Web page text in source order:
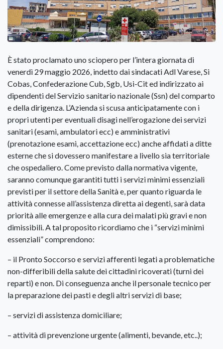
È stato proclamato uno sciopero per l’intera giornata di
venerdì 29 maggio 2026, indetto dai sindacati Adl Varese, Si
Cobas, Confederazione Cub, Sgb, Usi-Cit ed indirizzato ai
dipendenti del Servizio sanitario nazionale (Ssn) del comparto
e della dirigenza. L’Azienda si scusa anticipatamente con i
propri utenti per eventuali disagi nell’erogazione dei servizi
sanitari (esami, ambulatori ecc) e amministrativi
(prenotazione esami, accettazione ecc) anche affidati a ditte
esterne che si dovessero manifestare a livello sia territoriale
che ospedaliero. Come previsto dalla normativa vigente,
saranno comunque garantiti tutti i servizi minimi essenziali
previsti per il settore della Sanità e, per quanto riguarda le
attività connesse all’assistenza diretta ai degenti, sarà data
priorità alle emergenze e alla cura dei malati più gravi e non
dimissibili. A tal proposito ricordiamo che i “servizi minimi
essenziali” comprendono:
– il Pronto Soccorso e servizi afferenti legati a problematiche
non-differibili della salute dei cittadini ricoverati (turni dei
reparti) e non. Di conseguenza anche il personale tecnico per
la preparazione dei pasti e degli altri servizi di base;
– servizi di assistenza domiciliare;
– attività di prevenzione urgente (alimenti, bevande, etc..);